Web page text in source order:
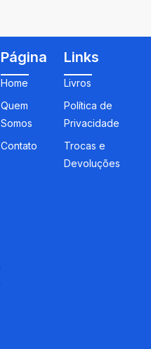
Página
Home
Quem
Somos
Contato
Links
Livros
Política de
Privacidade
Trocas e
Devoluções